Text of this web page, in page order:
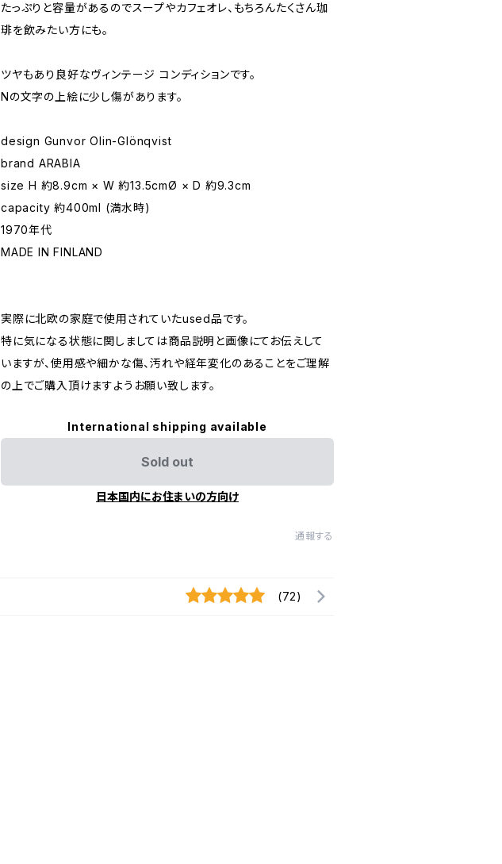
たっぷりと容量があるのでスープやカフェオレ、もちろんたくさん珈
琲を飲みたい方にも。
ツヤもあり良好なヴィンテージ コンディションです。
Nの文字の上絵に少し傷があります。
design Gunvor Olin-Glönqvist
brand ARABIA
size H 約8.9cm × W 約13.5cmØ × D 約9.3cm
capacity 約400ml (満水時)
1970年代
MADE IN FINLAND
実際に北欧の家庭で使用されていたused品です。
特に気になる状態に関しましては商品説明と画像にてお伝えして
いますが、使用感や細かな傷、汚れや経年変化のあることをご理解
の上でご購入頂けますようお願い致します。
International shipping available
Sold out
日本国内にお住まいの方向け
通報する
(72)